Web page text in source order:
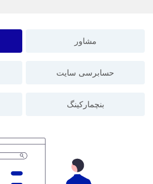
مشاور
حسابرسی سایت
بنچمارکینگ